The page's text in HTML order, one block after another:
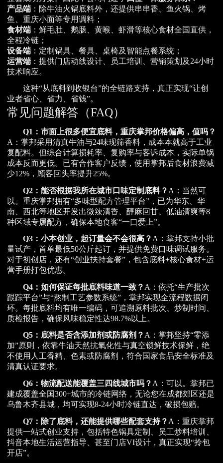
产品端 ：除牛油火锅底料外，还提供串串香、鱼火锅、烤
鱼、重庆小面等专用调料；
食材端 ：鲜毛肚、鹅肠、黄喉、虾滑等核心食材全国直供，
全程冷链；
设备端 ：定制锅具、餐具、桌椅及智能点餐系统；
运营端 ：提供门店动线设计、员工培训、营销策划及24小时
技术响应。
这种“从底料到收银台”的全链路支持，真正实现“让创
业者省心、省力、省钱”。
常见问题解答（FAQ）
Q1：市面上很多便宜底料，重庆掌邦价格偏高，值吗？
A：掌邦采用清真牛油与24味现筛香料，成本本就高于工业
复配料。但综合计算损耗率、复购率与客诉成本，实际单锅
成本反而更低。已有合作客户反馈，使用掌邦后食材浪费减
少12%，顾客回头率提升25%。
Q2：能否根据我所在城市口味定制底料？ A：当然可
以。重庆掌邦拥有“多味型配方管理平台”，已为华东、华
南、西北等地区开发出微辣清香、醇麻回甘、低油清爽等8
种区域专属配方，确保本地食客“一口爱上”。
Q3：小本创业，起订量会不会很高？ A：掌邦支持小批
量试产，首单最低50公斤起订，并提供免费口味调试服务。
对于初创店，还有“创业扶持套餐”，包含底料+核心食材+运
营手册打包优惠。
Q4：如何保证每批底料味道一致？ A：依托“生产批次
跟踪平台”与“熬制工艺参数系统”，掌邦实现全流程数据闭
环。每批底料均有唯一编码，可追溯原料批次、炒制时间、
质检报告，确保风味稳定性达98.7%以上。
Q5：底料是否含添加剂或防腐剂？ A：掌邦坚持“零添
加”原则，依靠牛油天然抗氧化性与真空锁鲜技术保鲜，绝
不使用人工香精、色素或防腐剂，符合国家食品安全标准及
清真认证要求。
Q6：物流配送能覆盖三四线城市吗？ A：可以。掌邦已
建成覆盖全国300+城市的冷链网络，无论您在成都郊区还是
乌鲁木齐县城，均可实现8-24小时冷链直达，破损包赔。
Q7：除了底料，还能提供哪些配套支持？ A：重庆掌邦
提供一站式创业支持，包括特色锅具定制、员工炒料培训、
抖音本地生活运营指导、甚至门店VI设计，真正实现“拎包
开店”。